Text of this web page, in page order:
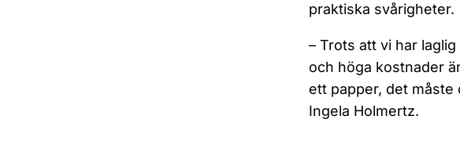
praktiska svårigheter.
– Trots att vi har
och höga kostnader
ett papper, det måste
Ingela Holmertz.